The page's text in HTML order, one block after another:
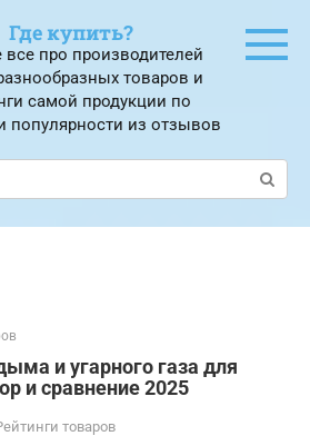
Где купить?
все про производителей
товаров и
самой продукции по
популярности из отзывов
и угарного газа для
и сравнение 2025
товаров